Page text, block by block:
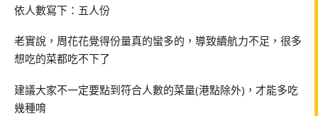
依人數寫下：五人份
老實說，周花花覺得份量真的蠻多的，導致續航力不足，很多
想吃的菜都吃不下了
建議大家不一定要點到符合人數的菜量(港點除外) ，才能多吃
幾種唷